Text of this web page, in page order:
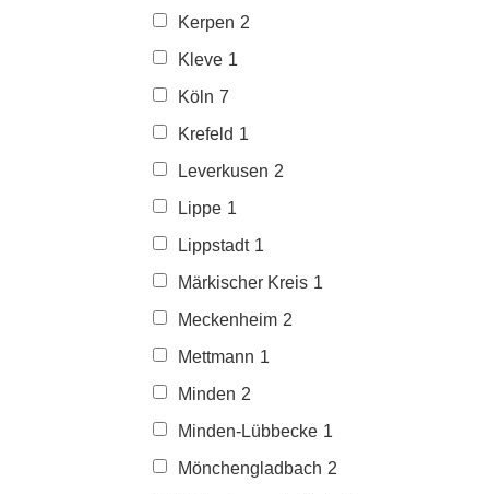
Kerpen 2
Kleve 1
Köln 7
Krefeld 1
Leverkusen 2
Lippe 1
Lippstadt 1
Märkischer Kreis 1
Meckenheim 2
Mettmann 1
Minden 2
Minden-Lübbecke 1
Mönchengladbach 2